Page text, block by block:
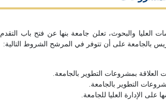
العليا والبحوث، تعلن جامعة بنها عن فتح باب التقدم
بالجامعة على أن تتوفر في المرشح الشروط التالية:
العلاقة بمشروعات التطوير بالجامعة.
التطوير بالجامعة.
الإدارة العليا للجامعة.